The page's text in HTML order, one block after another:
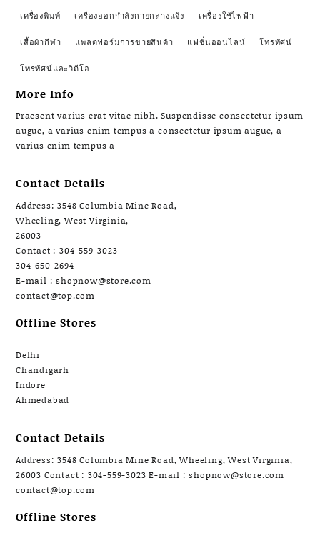
เครื่องพิมพ์ เครื่องออกกำลังกายกลางแจ้ง เครื่องใช้ไฟฟ้า
เสื้อผ้ากีฬา แพลตฟอร์มการขายสินค้า แฟชั่นออนไลน์ โทรทัศน์
โทรทัศน์และวิดีโอ
More Info
Praesent varius erat vitae nibh. Suspendisse consectetur ipsum
augue, a varius enim tempus a consectetur ipsum augue, a
varius enim tempus a
Contact Details
Address: 3548 Columbia Mine Road,
Wheeling, West Virginia,
26003
Contact : 304-559-3023
304-650-2694
E-mail : shopnow@store.com
contact@top.com
Offline Stores
Delhi
Chandigarh
Indore
Ahmedabad
Contact Details
Address: 3548 Columbia Mine Road, Wheeling, West Virginia,
26003 Contact : 304-559-3023 E-mail : shopnow@store.com
contact@top.com
Offline Stores